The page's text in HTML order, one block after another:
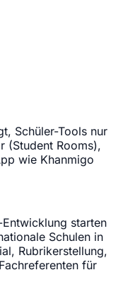
Schüler-Tools nur
(Student Rooms),
wie Khanmigo
starten
Schulen in
Rubrikerstellung,
für